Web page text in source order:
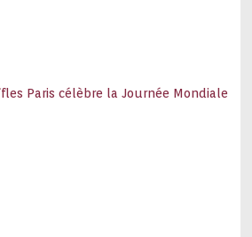
Paris célèbre la Journée Mondiale